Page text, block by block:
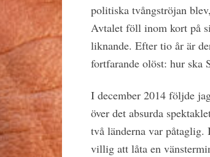
politiska tvångströjan
Avtalet föll inom kort på
liknande. Efter tio år är
fortfarande olöst: hur ska
I december 2014 följde
över det absurda
två länderna var påtaglig.
villig att låta en